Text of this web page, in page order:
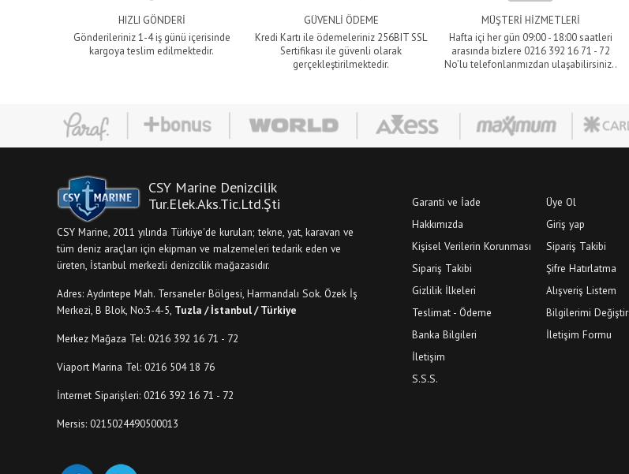
HIZLI GÖNDERİ
Gönderileriniz 1-4 iş günü içerisinde
kargoya teslim edilmektedir.
GÜVENLİ ÖDEME
Kredi Kartı ile ödemeleriniz 256BIT SSL
Sertifikası ile güvenli olarak
gerçekleştirilmektedir.
MÜŞTERİ HİZMETLERİ
Hafta içi her gün 09:00 - 18:00 saatleri
arasında bizlere 0216 392 16 71 - 72
No’lu telefonlarımızdan ulaşabilirsiniz..
CSY Marine Denizcilik
Tur.Elek.Aks.Tic.Ltd.Şti
CSY Marine, 2011 yılında Türkiye'de kurulan; tekne, yat, karavan ve
tüm deniz araçları için ekipman ve malzemeleri tedarik eden ve
üreten, İstanbul merkezli denizcilik mağazasıdır.
Adres: Aydıntepe Mah. Tersaneler Bölgesi, Harmandalı Sok. Özek İş
Merkezi, B Blok, No:3-4-5, Tuzla / İstanbul / Türkiye
Merkez Mağaza Tel: 0216 392 16 71 - 72
Viaport Marina Tel: 0216 504 18 76
İnternet Siparişleri: 0216 392 16 71 - 72
Mersis: 0215024490500013
Garanti ve İade
Hakkımızda
Kişisel Verilerin Korunması
Sipariş Takibi
Gizlilik İlkeleri
Teslimat - Ödeme
Banka Bilgileri
İletişim
S.S.S.
Üye Ol
Giriş yap
Sipariş Takibi
Şifre Hatırlatma
Alışveriş Listem
Bilgilerimi Değiştir
İletişim Formu